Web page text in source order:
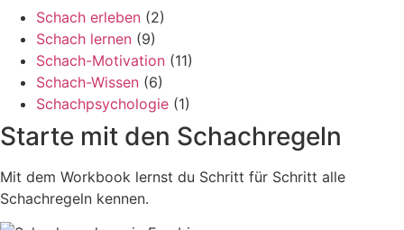
Schach erleben (2)
Schach lernen (9)
Schach-Motivation (11)
Schach-Wissen (6)
Schachpsychologie (1)
Starte mit den Schachregeln
Mit dem Workbook lernst du Schritt für Schritt alle
Schachregeln kennen.